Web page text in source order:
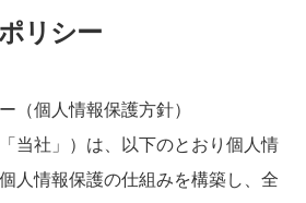
リシー
（個人情報保護方針）
当社」）は、以下のとおり個人情
人情報保護の仕組みを構築し、全